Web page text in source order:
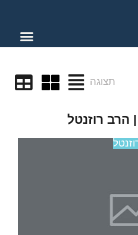
תצוגה
הרב רוזנטל